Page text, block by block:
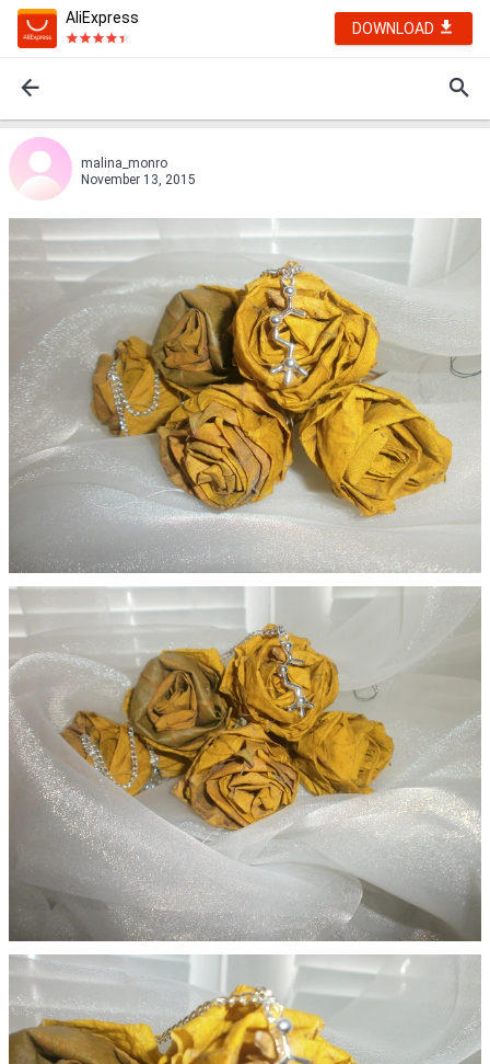
AliExpress
DOWNLOAD
malina_monro
November 13, 2015